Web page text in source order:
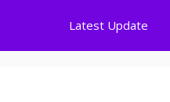
Latest Update